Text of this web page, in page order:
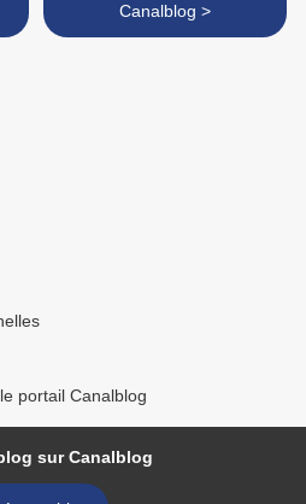
Canalblog >
portail Canalblog
sur Canalblog